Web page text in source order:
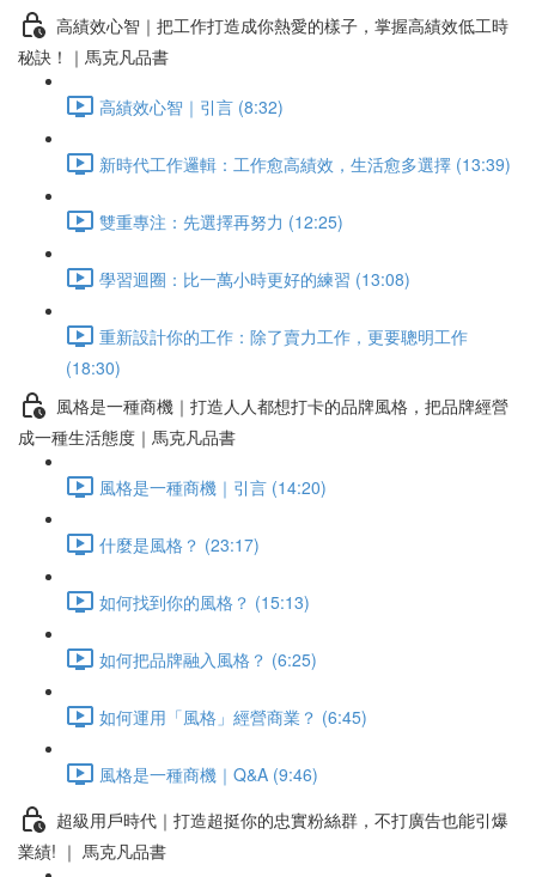
高績效心智｜把工作打造成你熱愛的樣子，掌握高績效低工時
秘訣！｜馬克凡品書
高績效心智｜引言 (8:32)
新時代工作邏輯：工作愈高績效，生活愈多選擇 (13:39)
雙重專注：先選擇再努力 (12:25)
學習迴圈：比一萬小時更好的練習 (13:08)
重新設計你的工作：除了賣力工作，更要聰明工作
(18:30)
風格是一種商機｜打造人人都想打卡的品牌風格，把品牌經營
成一種生活態度｜馬克凡品書
風格是一種商機｜引言 (14:20)
什麼是風格？ (23:17)
如何找到你的風格？ (15:13)
如何把品牌融入風格？ (6:25)
如何運用「風格」經營商業？ (6:45)
風格是一種商機｜Q&A (9:46)
超級用戶時代｜打造超挺你的忠實粉絲群，不打廣告也能引爆
業績! ｜ 馬克凡品書